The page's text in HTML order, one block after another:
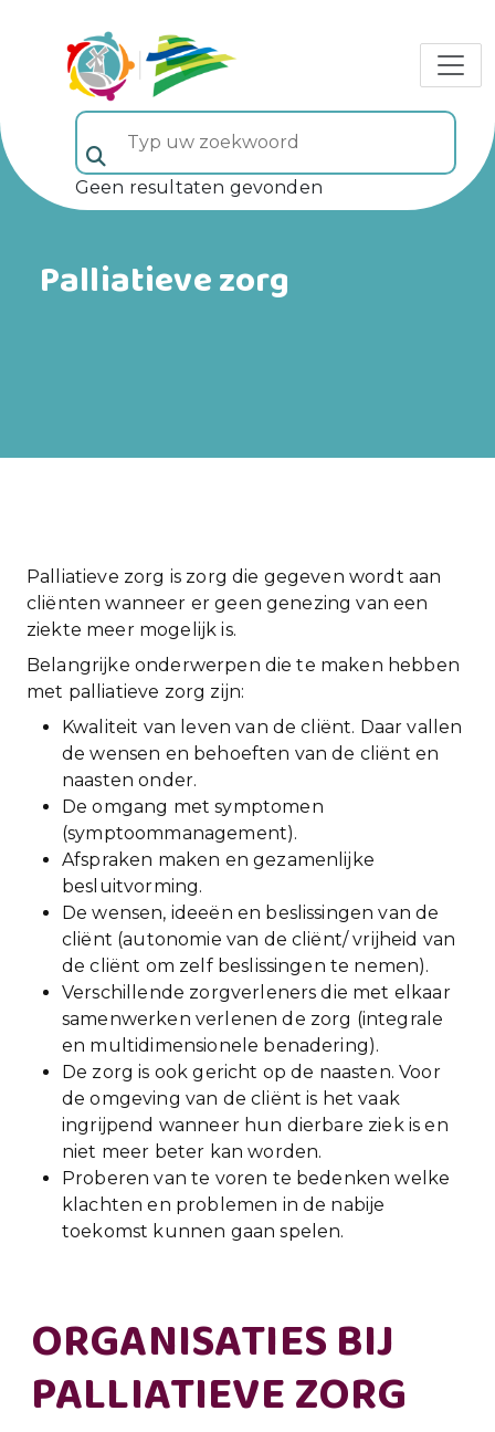
Typ uw zoekwoord (veld 5)
Geen resultaten gevonden
Palliatieve zorg
Palliatieve zorg is zorg die gegeven wordt aan
cliënten wanneer er geen genezing van een
ziekte meer mogelijk is.
Belangrijke onderwerpen die te maken hebben
met palliatieve zorg zijn:
Kwaliteit van leven van de cliënt. Daar vallen
de wensen en behoeften van de cliënt en
naasten onder.
De omgang met symptomen
(symptoommanagement).
Afspraken maken en gezamenlijke
besluitvorming.
De wensen, ideeën en beslissingen van de
cliënt (autonomie van de cliënt/ vrijheid van
de cliënt om zelf beslissingen te nemen).
Verschillende zorgverleners die met elkaar
samenwerken verlenen de zorg (integrale
en multidimensionele benadering).
De zorg is ook gericht op de naasten. Voor
de omgeving van de cliënt is het vaak
ingrijpend wanneer hun dierbare ziek is en
niet meer beter kan worden.
Proberen van te voren te bedenken welke
klachten en problemen in de nabije
toekomst kunnen gaan spelen.
ORGANISATIES BIJ
PALLIATIEVE ZORG